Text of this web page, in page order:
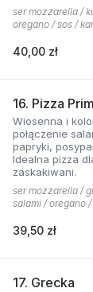
ser mozzarella /
oregano / sos /
40,00 zł
16. Pizza
Wiosenna i
połączenie
papryki,
Idealna pizza
zaskakiwani.
ser mozzarella /
salami / oregano
39,50 zł
17. Grecka